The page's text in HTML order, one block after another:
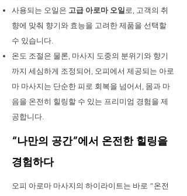
사용되는 오일은 고급 아로마 오일로, 고객의 취
향에 맞춰 향기와 효능을 고려한 제품을 선택할
수 있습니다.
온도 조절은 물론, 마사지 도중의 분위기와 향기
까지 세심하게 조정되어, 오피에서 제공되는 아로
마 마사지는 단순한 피로 회복을 넘어서, 몸과 마
음을 온전히 힐링할 수 있는 프리미엄 경험을 제
공합니다.
“나만의 공간”에서 온전한 힐링을
경험하다
오피 아로마 마사지의 하이라이트는 바로 “온전